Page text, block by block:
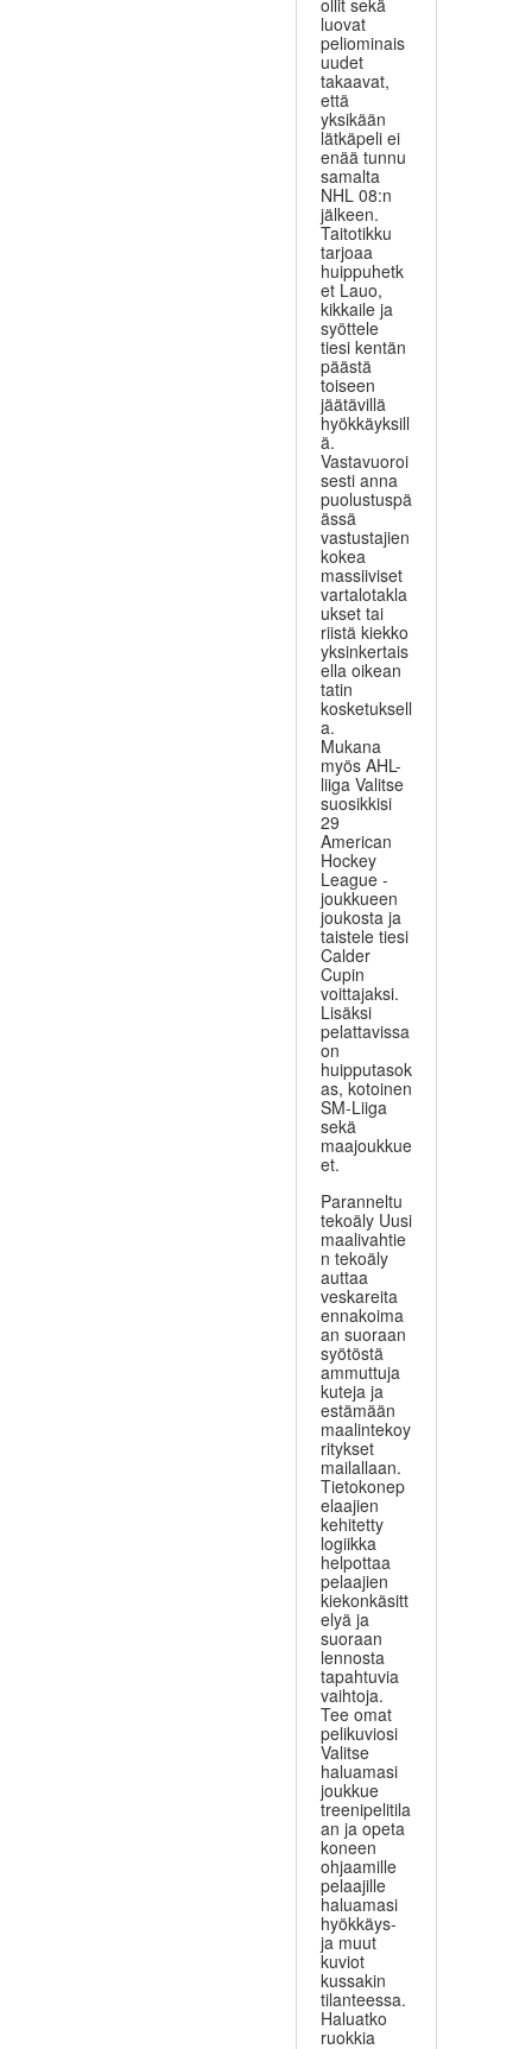
ollit sekä
luovat
peliominais
uudet
takaavat,
että
yksikään
lätkäpeli ei
enää tunnu
samalta
NHL 08:n
jälkeen.
Taitotikku
tarjoaa
huippuhetk
et Lauo,
kikkaile ja
syöttele
tiesi kentän
päästä
toiseen
jäätävillä
hyökkäyksill
ä.
Vastavuoroi
sesti anna
puolustuspä
ässä
vastustajien
kokea
massiiviset
vartalotakla
ukset tai
riistä kiekko
yksinkertais
ella oikean
tatin
kosketuksell
a.
Mukana
myös AHL-
liiga Valitse
suosikkisi
29
American
Hockey
League -
joukkueen
joukosta ja
taistele tiesi
Calder
Cupin
voittajaksi.
Lisäksi
pelattavissa
on
huipputasok
as, kotoinen
SM-Liiga
sekä
maajoukkue
et.
Paranneltu
tekoäly Uusi
maalivahtie
n tekoäly
auttaa
veskareita
ennakoima
an suoraan
syötöstä
ammuttuja
kuteja ja
estämään
maalintekoy
ritykset
mailallaan.
Tietokonep
elaajien
kehitetty
logiikka
helpottaa
pelaajien
kiekonkäsitt
elyä ja
suoraan
lennosta
tapahtuvia
vaihtoja.
Tee omat
pelikuviosi
Valitse
haluamasi
joukkue
treenipelitila
an ja opeta
koneen
ohjaamille
pelaajille
haluamasi
hyökkäys-
ja muut
kuviot
kussakin
tilanteessa.
Haluatko
ruokkia